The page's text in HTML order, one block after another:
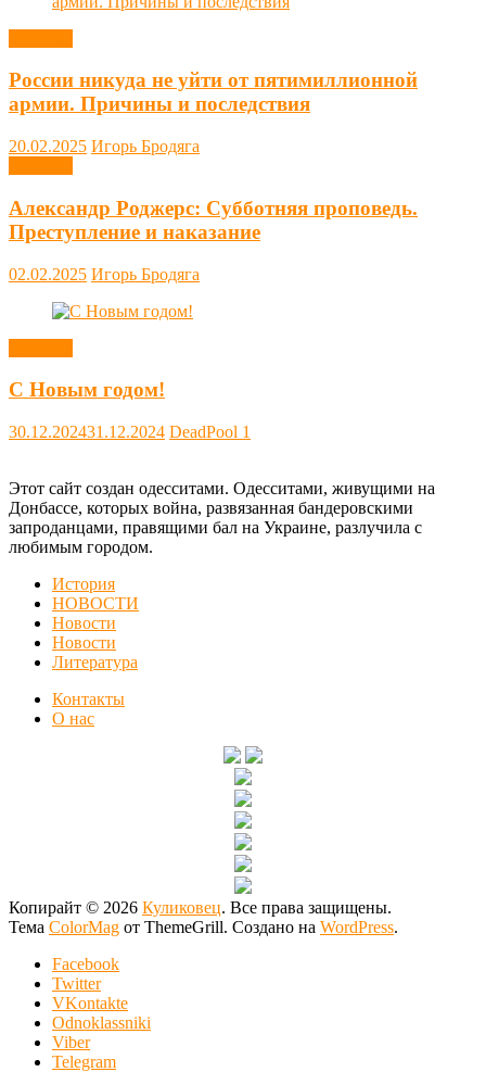
России никуда не уйти от пятимиллионной
армии. Причины и последствия
20.02.2025 Игорь Бродяга
Александр Роджерс: Субботняя проповедь.
Преступление и наказание
02.02.2025 Игорь Бродяга
С Новым годом!
30.12.202431.12.2024 DeadPool 1
Этот сайт создан одесситами. Одесситами, живущими на
Донбассе, которых война, развязанная бандеровскими
запроданцами, правящими бал на Украине, разлучила с
любимым городом.
История
НОВОСТИ
Новости
Новости
Литература
Контакты
О нас
Копирайт © 2026 Куликовец. Все права защищены.
Тема ColorMag от ThemeGrill. Создано на WordPress.
Facebook
Twitter
VKontakte
Odnoklassniki
Viber
Telegram